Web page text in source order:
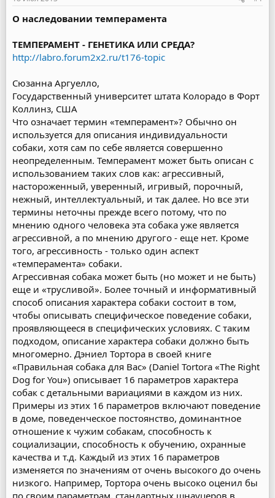
О наследовании темперамента
ТЕМПЕРАМЕНТ - ГЕНЕТИКА ИЛИ СРЕДА?
http://labro.forum2x2.ru/t176-topic
Сюзанна Аргуелло,
Государственный университет штата Колорадо в Форт
Коллинз, США
Что означает термин «темперамент»? Обычно он
используется для описания индивидуальности
собаки, хотя сам по себе является совершенно
неопределенным. Темперамент может быть описан с
использованием таких слов как: агрессивный,
настороженный, уверенный, игривый, порочный,
нежный, интеллектуальный, и так далее. Но все эти
термины неточны прежде всего потому, что по
мнению одного человека эта собака уже является
агрессивной, а по мнению другого - еще нет. Кроме
того, агрессивность - только один аспект
«темперамента» собаки.
Агрессивная собака может быть (но может и не быть)
еще и «трусливой». Более точный и информативный
способ описания характера собаки состоит в том,
чтобы описывать специфическое поведение собаки,
проявляющееся в специфических условиях. С таким
подходом, описание характера собаки должно быть
многомерно. Дэниел Тортора в своей книге
«Правильная собака для Вас» (Daniel Tortora «The Right
Dog for You») описывает 16 параметров характера
собак с детальными вариациями в каждом из них.
Примеры из этих 16 параметров включают поведение
в доме, поведенческое постоянство, доминантное
отношение к чужим собакам, способность к
социализации, способность к обучению, охранные
качества и т.д. Каждый из этих 16 параметров
изменяется по значениям от очень высокого до очень
низкого. Например, Тортора очень высоко оценил бы
по своим параметрам, стандартных шнауцеров в